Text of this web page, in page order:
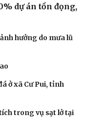
dự án tồn đọng,
hưởng do mưa lũ
ở xã Cư Pui, tỉnh
trong vụ sạt lở tại